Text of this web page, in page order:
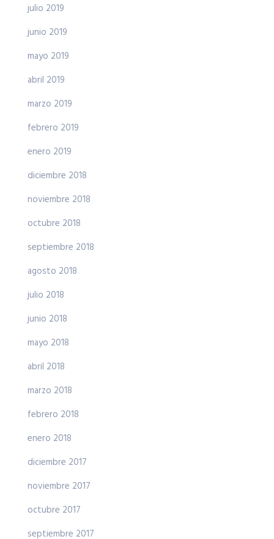
julio 2019
junio 2019
mayo 2019
abril 2019
marzo 2019
febrero 2019
enero 2019
diciembre 2018
noviembre 2018
octubre 2018
septiembre 2018
agosto 2018
julio 2018
junio 2018
mayo 2018
abril 2018
marzo 2018
febrero 2018
enero 2018
diciembre 2017
noviembre 2017
octubre 2017
septiembre 2017